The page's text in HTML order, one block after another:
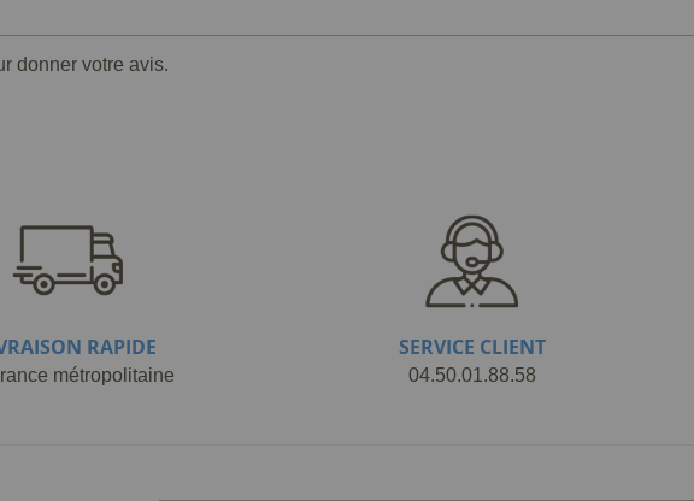
donner votre avis.
RAPIDE
métropolitaine
SERVICE CLIENT
04.50.01.88.58